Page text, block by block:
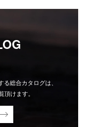
総合カタログは、
けます。